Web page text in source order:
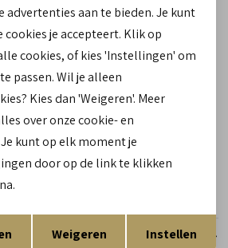
Ganter
251922 6364 High Flyer Herren
00027785-20
Ja
Sneakers | veterschoenen
Grijs
Combinatie Leer
Leer
Opslaan
advertenties aan te bieden. Je kunt
cookies je accepteert. Klik op
cookies, of kies 'Instellingen' om
passen. Wil je alleen
Kies dan 'Weigeren'. Meer
over onze cookie- en
kunt op elk moment je
door op de link te klikken
Weigeren Instellen